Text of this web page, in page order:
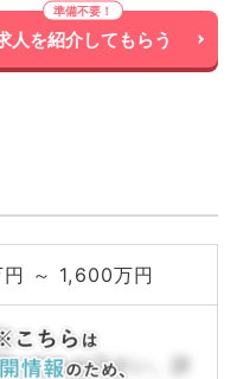
人を紹介してもらう
～ 1,600万円
い合わせ下さい。詳